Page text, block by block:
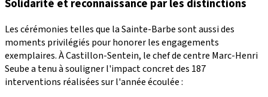
Solidarité et reconnaissance par les distinctions
Les cérémonies telles que la Sainte-Barbe sont aussi des
moments privilégiés pour honorer les engagements
exemplaires. À Castillon-Sentein, le chef de centre Marc-Henri
Seube a tenu à souligner l'impact concret des 187
interventions réalisées sur l'année écoulée :